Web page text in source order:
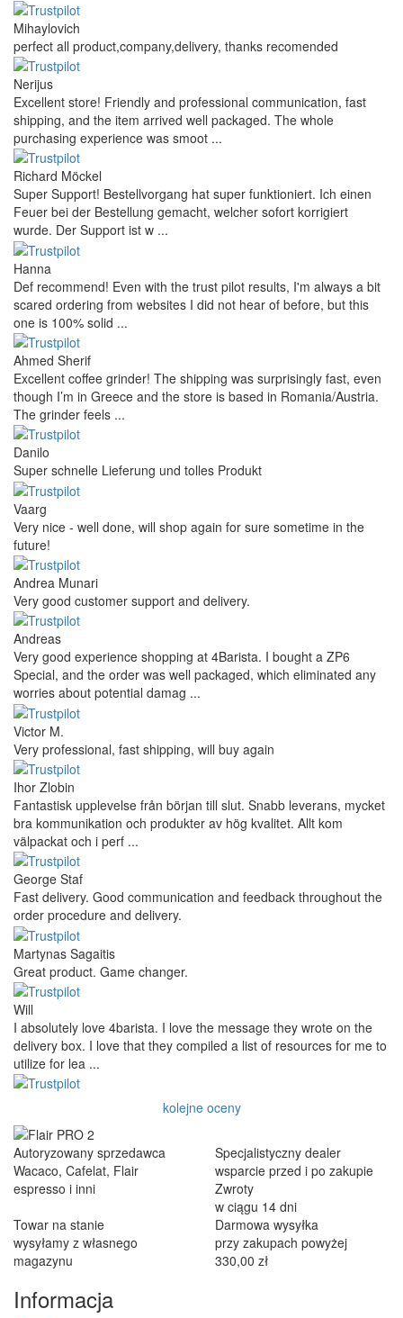
Mihaylovich
perfect all product,company,delivery, thanks recomended
Nerijus
Excellent store! Friendly and professional communication, fast
shipping, and the item arrived well packaged. The whole
purchasing experience was smoot ...
Richard Möckel
Super Support! Bestellvorgang hat super funktioniert. Ich einen
Feuer bei der Bestellung gemacht, welcher sofort korrigiert
wurde. Der Support ist w ...
Hanna
Def recommend! Even with the trust pilot results, I'm always a bit
scared ordering from websites I did not hear of before, but this
one is 100% solid ...
Ahmed Sherif
Excellent coffee grinder! The shipping was surprisingly fast, even
though I’m in Greece and the store is based in Romania/Austria.
The grinder feels ...
Danilo
Super schnelle Lieferung und tolles Produkt
Vaarg
Very nice - well done, will shop again for sure sometime in the
future!
Andrea Munari
Very good customer support and delivery.
Andreas
Very good experience shopping at 4Barista. I bought a ZP6
Special, and the order was well packaged, which eliminated any
worries about potential damag ...
Victor M.
Very professional, fast shipping, will buy again
Ihor Zlobin
Fantastisk upplevelse från början till slut. Snabb leverans, mycket
bra kommunikation och produkter av hög kvalitet. Allt kom
välpackat och i perf ...
George Staf
Fast delivery. Good communication and feedback throughout the
order procedure and delivery.
Martynas Sagaitis
Great product. Game changer.
Will
I absolutely love 4barista. I love the message they wrote on the
delivery box. I love that they compiled a list of resources for me to
utilize for lea ...
kolejne oceny
Autoryzowany sprzedawca
Wacaco, Cafelat, Flair
espresso i inni
Specjalistyczny dealer
wsparcie przed i po zakupie
Zwroty
w ciągu 14 dni
Towar na stanie
wysyłamy z własnego
magazynu
Darmowa wysyłka
przy zakupach powyżej
330,00 zł
Informacja